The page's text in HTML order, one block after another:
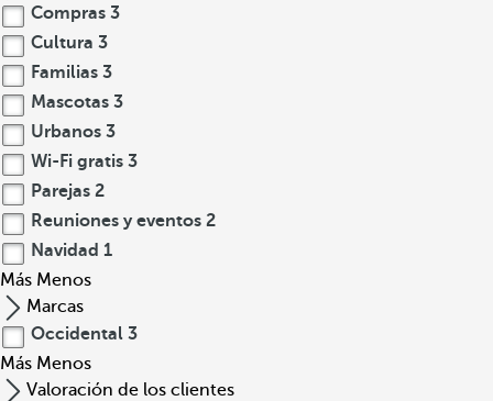
Compras 3
Cultura 3
Familias 3
Mascotas 3
Urbanos 3
Wi-Fi gratis 3
Parejas 2
Reuniones y eventos 2
Navidad 1
Más Menos
Marcas
Occidental 3
Más Menos
Valoración de los clientes